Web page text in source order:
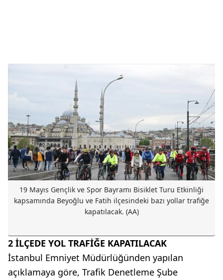
19 Mayıs Gençlik ve Spor Bayramı Bisiklet Turu Etkinliği
kapsamında Beyoğlu ve Fatih ilçesindeki bazı yollar trafiğe
kapatılacak. (AA)
2 İLÇEDE YOL TRAFİĞE KAPATILACAK
İstanbul Emniyet Müdürlüğünden yapılan
açıklamaya göre, Trafik Denetleme Şube